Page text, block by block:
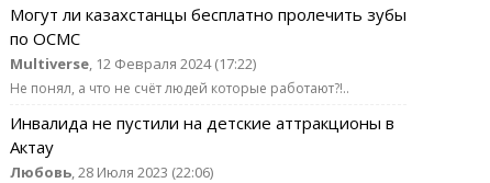
Могут ли казахстанцы бесплатно пролечить зубы
по ОСМС
Multiverse, 12 Февраля 2024 (17:22)
Не понял, а что не счёт людей которые работают?!..
Инвалида не пустили на детские аттракционы в
Актау
Любовь, 28 Июля 2023 (22:06)